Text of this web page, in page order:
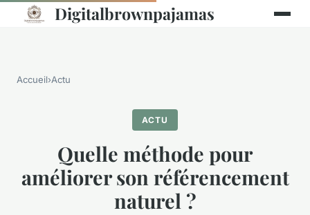
Digitalbrownpajamas
Accueil›Actu
ACTU
Quelle méthode pour
améliorer son référencement
naturel ?